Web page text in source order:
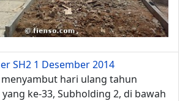
SH2 1 Desember 2014
hari ulang tahun
ke-33, Subholding 2, di bawah